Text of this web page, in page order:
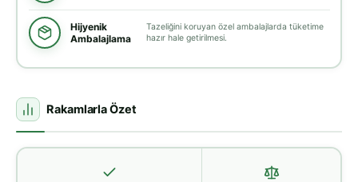
Hijyenik
Ambalajlama
Tazeliğini koruyan özel ambalajlarda tüketime
hazır hale getirilmesi.
Rakamlarla Özet